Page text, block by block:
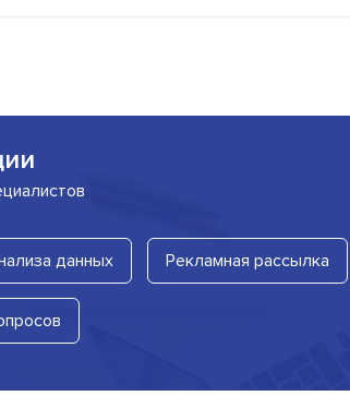
данных Рекламная рассылка